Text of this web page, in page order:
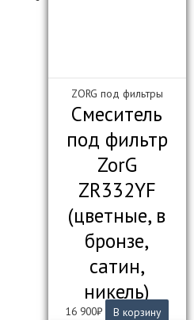
ZORG под фильтры
Смеситель
под фильтр
ZorG
ZR332YF
(цветные, в
бронзе,
сатин,
никель)
16 900₽ В корзину